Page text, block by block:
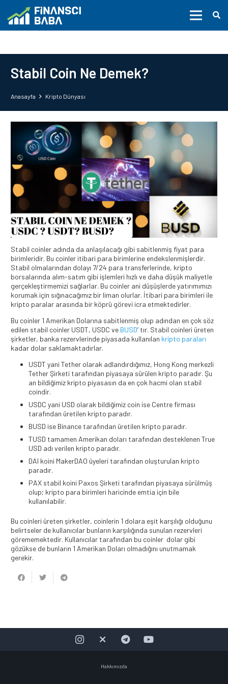
Stabil Coin Ne Demek?
Anasayfa Kripto Dünyası
Stabil coinler adında da anlaşılacağı gibi sabitlenmiş fiyat para
birimleridir. Bu coinler itibari para birimlerine endekslenmişlerdir.
Stabil olmalarından dolayı 7/24 para transferlerinde, kripto
borsalarında alım-satım gibi işlemleri hızlı ve daha düşük maliyetle
gerçekleştirmemizi sağlarlar. Bu coinler ani düşüşlerde yatırımımızı
korumak için sığınacağımız bir liman olurlar. İtibari para birimleri ile
kripto paralar arasında bir köprü görevi icra etmektedirler.
Bu coinler 1 Amerikan Dolarına sabitlenmiş olup adından en çok söz
edilen stabil coinler USDT, USDC ve BUSD’ tır. Stabil coinleri üreten
şirketler, banka rezervlerinde piyasada kullanılan kripto paraları
kadar dolar saklamaktadırlar.
USDT yani Tether olarak adlandırdığımız, Hong Kong merkezli
Tether Şirketi tarafından piyasaya sürülen kripto paradır. Şu
an bildiğimiz kripto piyasasın da en çok hacmi olan stabil
coindir.
USDC yani USD olarak bildiğimiz coin ise Centre firması
tarafından üretilen kripto paradır.
BUSD ise Binance tarafından üretilen kripto paradır.
TUSD tamamen Amerikan doları tarafından desteklenen True
USD adı verilen kripto paradır.
DAI koini MakerDAO üyeleri tarafından oluşturulan kripto
paradır.
PAX stabil koini Paxos Şirketi tarafından piyasaya sürülmüş
olup; kripto para birimleri haricinde emtia için bile
kullanılabilir.
Bu coinleri üreten şirketler, coinlerin 1 dolara eşit karşılığı olduğunu
belirtseler de kullanıcılar bunların karşılığında sunulan rezervleri
görememektedir. Kullanıcılar tarafından bu coinler dolar gibi
gözükse de bunların 1 Amerikan Doları olmadığını unutmamak
gerekir.
Hakkımızda